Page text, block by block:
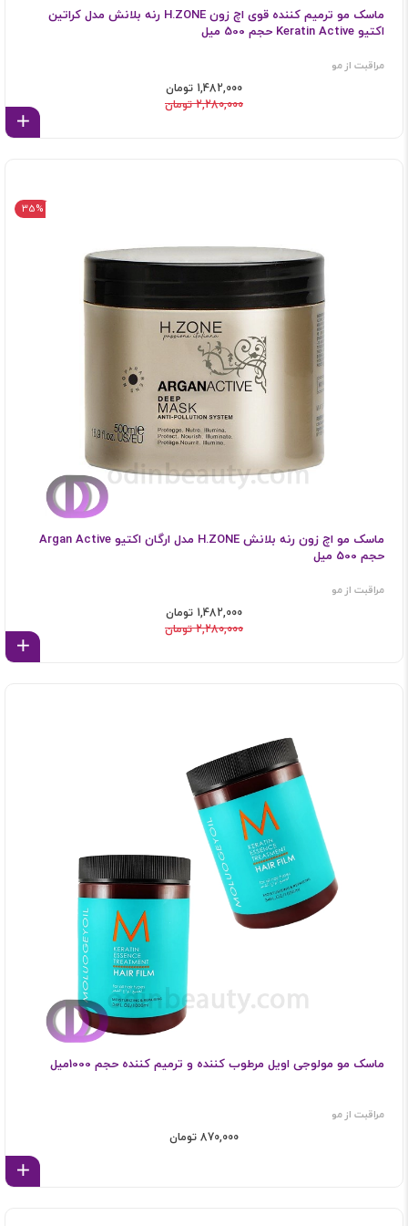
ماسک مو ترمیم کننده قوی اچ زون H.ZONE رنه بلانش مدل کراتین
اکتیو Keratin Active حجم 500 میل
مراقبت از مو
1,482,000 تومان
2,280,000 تومان
35%
ماسک مو اچ زون رنه بلانش H.ZONE مدل ارگان اکتیو Argan Active
حجم 500 میل
مراقبت از مو
1,482,000 تومان
2,280,000 تومان
ماسک مو مولوجی اویل مرطوب کننده و ترمیم کننده حجم 1000میل
مراقبت از مو
870,000 تومان